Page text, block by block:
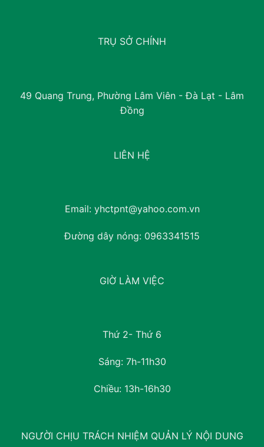
TRỤ SỞ CHÍNH
49 Quang Trung, Phường Lâm Viên - Đà Lạt - Lâm
Đồng
LIÊN HỆ
Email: yhctpnt@yahoo.com.vn
Đường dây nóng: 0963341515
GIỜ LÀM VIỆC
Thứ 2- Thứ 6
Sáng: 7h-11h30
Chiều: 13h-16h30
NGƯỜI CHỊU TRÁCH NHIỆM QUẢN LÝ NỘI DUNG